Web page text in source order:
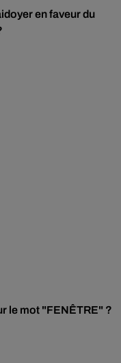
en faveur du
le mot "FENÊTRE" ?